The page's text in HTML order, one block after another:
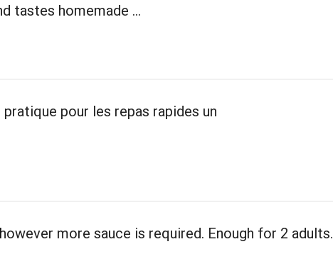
tastes homemade ...
pour les repas rapides un
more sauce is required. Enough for 2 adults.